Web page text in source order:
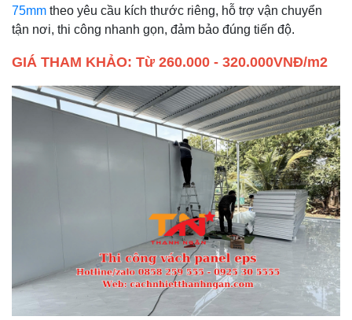
75mm theo yêu cầu kích thước riêng, hỗ trợ vận chuyển
tận nơi, thi công nhanh gọn, đảm bảo đúng tiến độ.
GIÁ THAM KHẢO: Từ 260.000 - 320.000VNĐ/m2